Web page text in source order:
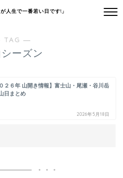
人生で一番若い日です!」
―
ーズン
０２６年 山開き情報】富士山・尾瀬・谷川岳
日まとめ
2026年5月18日